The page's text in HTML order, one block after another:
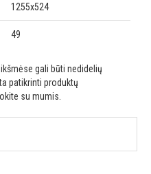
1255x524
49
gali būti nedidelių
patikrinti produktų
su mumis.